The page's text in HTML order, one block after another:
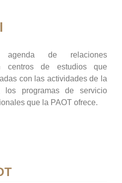
de relaciones
centros de estudios que
con las actividades de la
los programas de servicio
que la PAOT ofrece.